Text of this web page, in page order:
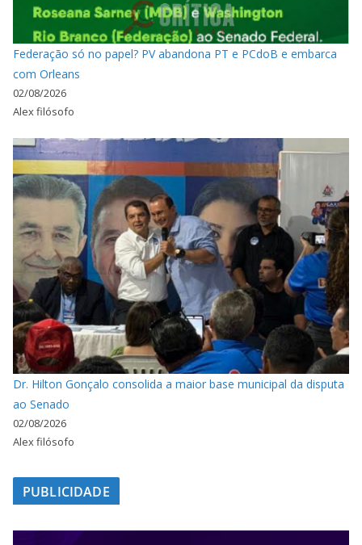
Federação só no papel? PV abandona PT e PCdoB e embarca
com Orleans
02/08/2026
Alex filósofo
Dr. Hilton Gonçalo consolida a maior base municipal da disputa
ao Senado
02/08/2026
Alex filósofo
PUBLICIDADE